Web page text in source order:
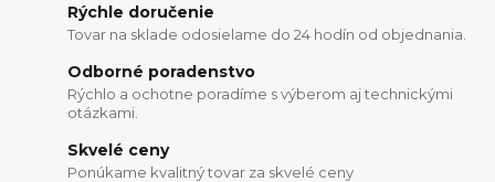
Rýchle doručenie
Tovar na sklade odosielame do 24 hodín od objednania.
Odborné poradenstvo
Rýchlo a ochotne poradíme s výberom aj technickými
otázkami.
Skvelé ceny
Ponúkame kvalitný tovar za skvelé ceny